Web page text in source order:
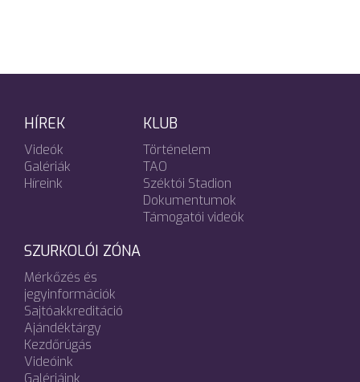
HÍREK
Videók
Galériák
Híreink
KLUB
Történelem
TAO
Széktói Stadion
Dokumentumok
Támogatói videók
SZURKOLÓI ZÓNA
Mérkőzés és
jegyinformációk
Sajtóakkreditáció
Ajándéktárgy
Kezdőrúgás
Videóink
Galériáink